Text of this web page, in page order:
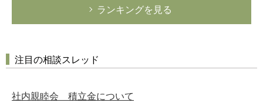
ランキングを見る
注目の相談スレッド
社内親睦会 積立金について